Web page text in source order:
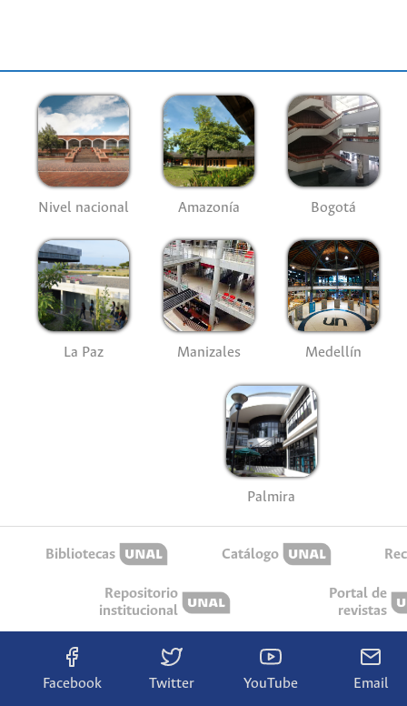
Nivel nacional Amazonía Bogotá
La Paz Manizales Medellín
Palmira
Bibliotecas Catálogo
Repositorio
institucional
Portal de
revistas
Facebook Twitter YouTube Email